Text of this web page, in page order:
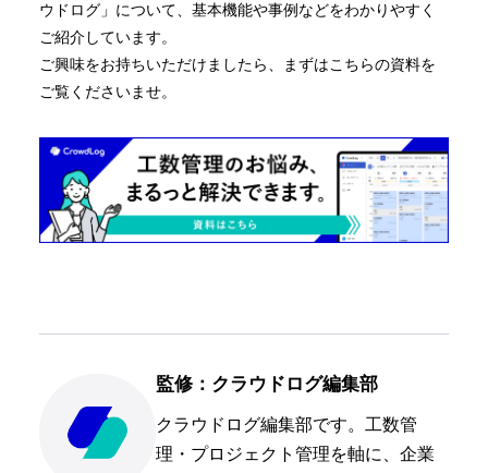
ウドログ」について、基本機能や事例などをわかりやすく
ご紹介しています。
ご興味をお持ちいただけましたら、まずはこちらの資料を
ご覧くださいませ。
監修：クラウドログ編集部
クラウドログ編集部です。工数管
理・プロジェクト管理を軸に、企業